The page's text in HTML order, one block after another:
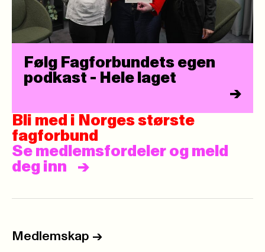
Følg Fagforbundets egen
podkast - Hele laget
->
Bli med i Norges største
fagforbund
Se medlemsfordeler og meld
deg inn
Medlemskap ->